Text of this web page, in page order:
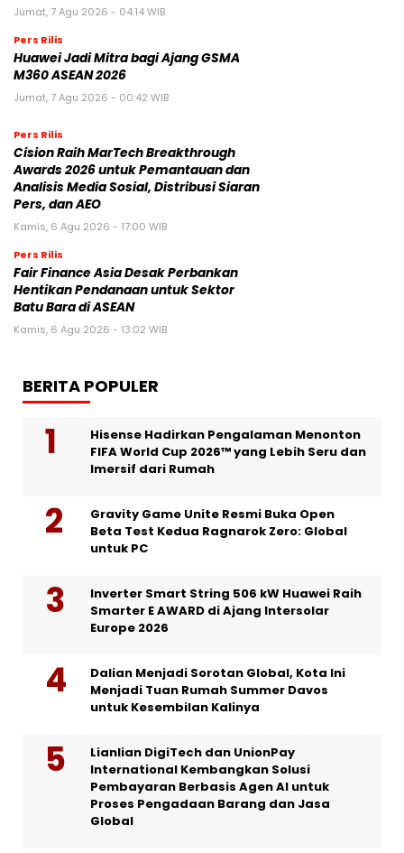
Jumat, 7 Agu 2026 - 04:14 WIB
Pers Rilis
Huawei Jadi Mitra bagi Ajang GSMA
M360 ASEAN 2026
Jumat, 7 Agu 2026 - 00:42 WIB
Pers Rilis
Cision Raih MarTech Breakthrough
Awards 2026 untuk Pemantauan dan
Analisis Media Sosial, Distribusi Siaran
Pers, dan AEO
Kamis, 6 Agu 2026 - 17:00 WIB
Pers Rilis
Fair Finance Asia Desak Perbankan
Hentikan Pendanaan untuk Sektor
Batu Bara di ASEAN
Kamis, 6 Agu 2026 - 13:02 WIB
BERITA POPULER
Hisense Hadirkan Pengalaman Menonton
FIFA World Cup 2026™ yang Lebih Seru dan
Imersif dari Rumah
Gravity Game Unite Resmi Buka Open
Beta Test Kedua Ragnarok Zero: Global
untuk PC
Inverter Smart String 506 kW Huawei Raih
Smarter E AWARD di Ajang Intersolar
Europe 2026
Dalian Menjadi Sorotan Global, Kota Ini
Menjadi Tuan Rumah Summer Davos
untuk Kesembilan Kalinya
Lianlian DigiTech dan UnionPay
International Kembangkan Solusi
Pembayaran Berbasis Agen AI untuk
Proses Pengadaan Barang dan Jasa
Global